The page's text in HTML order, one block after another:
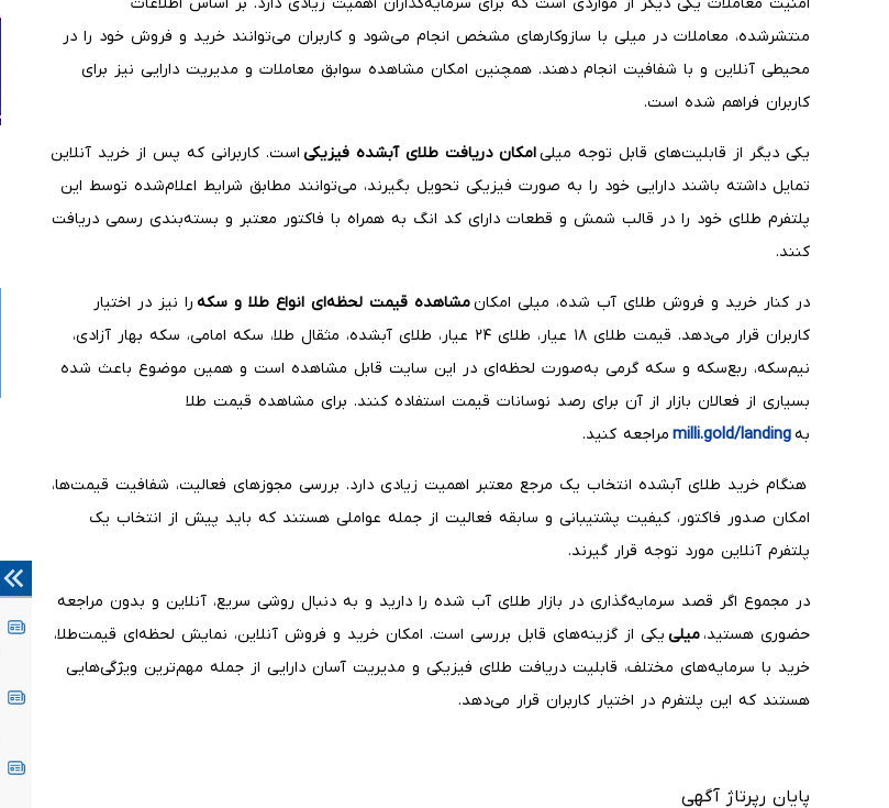
منتشرشده، معاملات در میلی با سازوکارهای مشخص انجام می‌شود و کاربران می‌توانند خرید و فروش خود را در
محیطی آنلاین و با شفافیت انجام دهند. همچنین امکان مشاهده سوابق معاملات و مدیریت دارایی نیز برای
کاربران فراهم شده است.
یکی دیگر از قابلیت‌های قابل توجه میلیامکان دریافت طلای آبشده فیزیکی است. کاربرانی که پس از خرید آنلاین
تمایل داشته باشند دارایی خود را به صورت فیزیکی تحویل بگیرند، می‌توانند مطابق شرایط اعلام‌شده توسط این
پلتفرم طلای خود را در قالب شمش و قطعات دارای کد انگ به همراه با فاکتور معتبر و بسته‌بندی رسمی دریافت
کنند.
در کنار خرید و فروش طلای آب شده، میلی امکانمشاهده قیمت لحظه‌ای انواع طلا و سکه را نیز در اختیار
کاربران قرار می‌دهد. قیمت طلای ۱۸ عیار، طلای ۲۴ عیار، طلای آبشده، مثقال طلا، سکه امامی، سکه بهار آزادی،
نیم‌سکه، ربع‌سکه و سکه گرمی به‌صورت لحظه‌ای در این سایت قابل مشاهده است و همین موضوع باعث شده
بسیاری از فعالان بازار از آن برای رصد نوسانات قیمت استفاده کنند. برای مشاهده قیمت طلا
بهmilli.gold/landing مراجعه کنید.
هنگام خرید طلای آبشده انتخاب یک مرجع معتبر اهمیت زیادی دارد. بررسی مجوزهای فعالیت، شفافیت قیمت‌ها،
امکان صدور فاکتور، کیفیت پشتیبانی و سابقه فعالیت از جمله عواملی هستند که باید پیش از انتخاب یک
پلتفرم آنلاین مورد توجه قرار گیرند.
در مجموع اگر قصد سرمایه‌گذاری در بازار طلای آب شده را دارید و به دنبال روشی سریع، آنلاین و بدون مراجعه
حضوری هستید،میلی یکی از گزینه‌های قابل بررسی است. امکان خرید و فروش آنلاین، نمایش لحظه‌ای قیمت‌طلا،
خرید با سرمایه‌های مختلف، قابلیت دریافت طلای فیزیکی و مدیریت آسان دارایی از جمله مهم‌ترین ویژگی‌هایی
هستند که این پلتفرم در اختیار کاربران قرار می‌دهد.
پایان رپرتاژ آگهی